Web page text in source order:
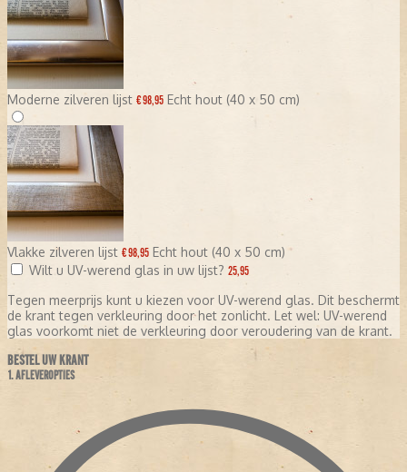
Moderne zilveren lijst € 98,95 Echt hout (40 x 50 cm)
Vlakke zilveren lijst € 98,95 Echt hout (40 x 50 cm)
Wilt u UV-werend glas in uw lijst? 25,95
Tegen meerprijs kunt u kiezen voor UV-werend glas. Dit beschermt
de krant tegen verkleuring door het zonlicht. Let wel: UV-werend
glas voorkomt niet de verkleuring door veroudering van de krant.
BESTEL UW KRANT
1. AFLEVEROPTIES